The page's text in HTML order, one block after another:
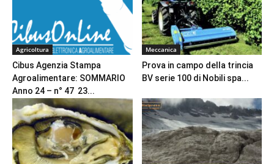
Agricoltura
Cibus Agenzia Stampa
Agroalimentare: SOMMARIO
Anno 24 – n° 47 23...
Meccanica
Prova in campo della trincia
BV serie 100 di Nobili spa...